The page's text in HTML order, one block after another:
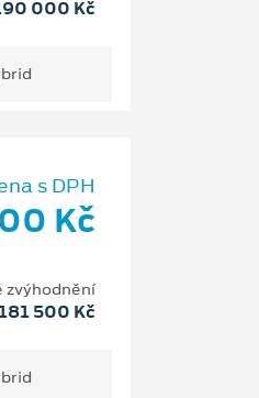
000 Kč
s DPH
Kč
zvýhodnění
181 500 Kč